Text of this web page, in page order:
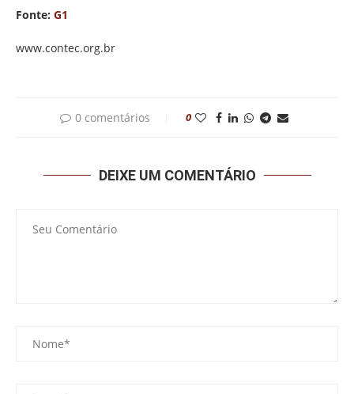
Fonte: G1
www.contec.org.br
0 comentários 0
DEIXE UM COMENTÁRIO